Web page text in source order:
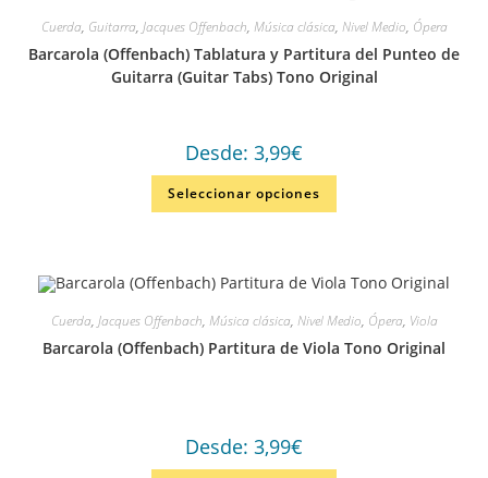
Cuerda, Guitarra, Jacques Offenbach, Música clásica, Nivel Medio, Ópera
Barcarola (Offenbach) Tablatura y Partitura del Punteo de
Guitarra (Guitar Tabs) Tono Original
Desde: 3,99€
Seleccionar opciones
Cuerda, Jacques Offenbach, Música clásica, Nivel Medio, Ópera, Viola
Barcarola (Offenbach) Partitura de Viola Tono Original
Desde: 3,99€